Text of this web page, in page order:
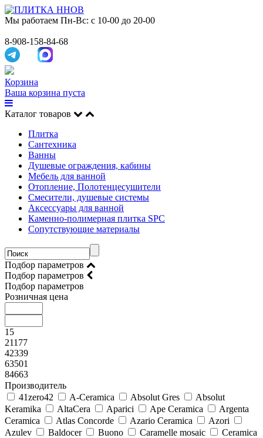
Мы работаем Пн-Вс: с 10-00 до 20-00
8-908-158-84-68
Корзина
Ваша корзина пуста
Каталог товаров
Плитка
Сантехника
Ванны
Душевые ограждения, кабины
Мебель для ванной
Отопление, Полотенцесушители
Смесители, душевые системы
Аксессуары для ванной
Каменно-полимерная плитка SPC
Сопутствующие материалы
Подбор параметров
Подбор параметров
Подбор параметров
Розничная цена
15
21177
42339
63501
84663
Производитель
41zero42
A-Ceramica Absolut Gres
Absolut
Keramika
AltaCera Aparici Ape Ceramica
Argenta
Ceramica
Atlas Concorde Azario Ceramica
Azori
Azulev
Baldocer Buono Caramelle mosaic
Ceramica